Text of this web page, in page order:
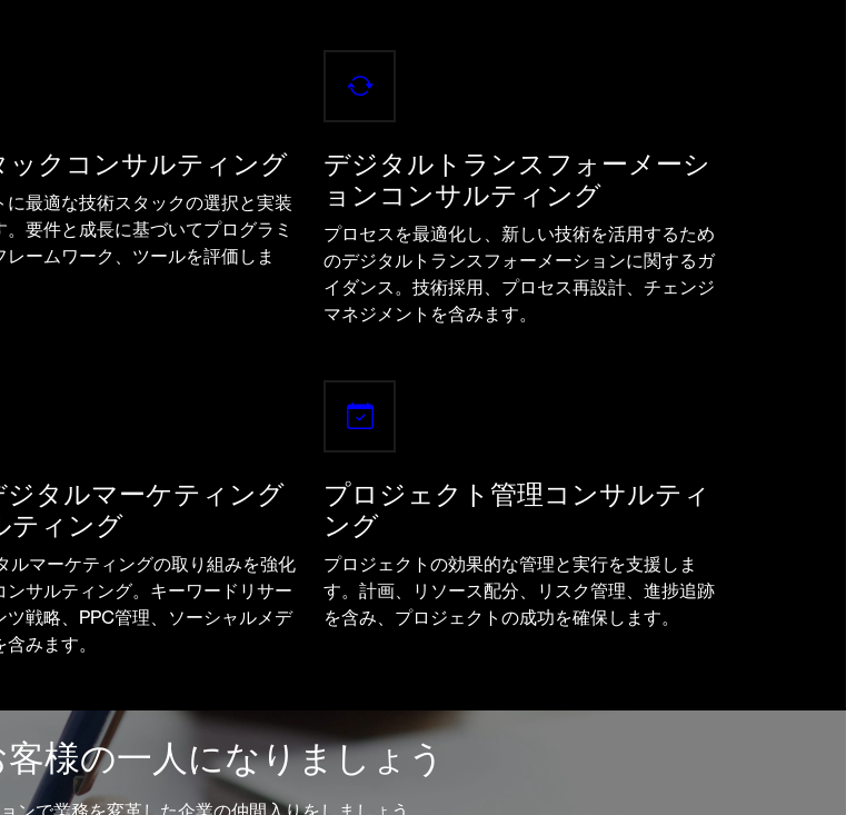
ックコンサルティング
に最適な技術スタックの選択と実装
。要件と成長に基づいてプログラミ
レームワーク、ツールを評価しま
デジタルトランスフォーメーシ
ョンコンサルティング
プロセスを最適化し、新しい技術を活用するため
のデジタルトランスフォーメーションに関するガ
イダンス。技術採用、プロセス再設計、チェンジ
マネジメントを含みます。
ジタルマーケティング
ティング
ルマーケティングの取り組みを強化
ンサルティング。キーワードリサー
ツ戦略、PPC管理、ソーシャルメデ
みます。
プロジェクト管理コンサルティ
ング
プロジェクトの効果的な管理と実行を支援しま
す。計画、リソース配分、リスク管理、進捗追跡
を含み、プロジェクトの成功を確保します。
様の一人になりましょう
ンで業務を変革した企業の仲間入りをしましょう。